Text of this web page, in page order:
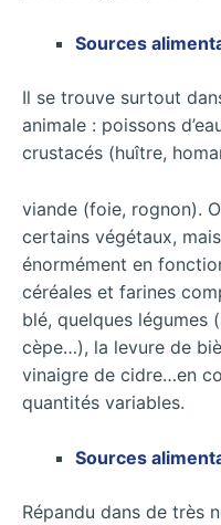
Sources
Il se trouve surtout
animale : poissons
crustacés (huître,
viande (foie, rognon).
certains végétaux,
énormément en
céréales et farines
blé, quelques légumes
cèpe…), la levure de
vinaigre de cidre…en
quantités variables.
Sources
Répandu dans de très